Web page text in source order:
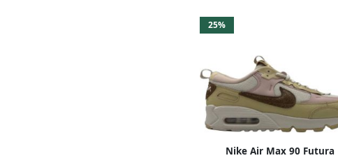
25%
Nike Air Max 90 Futura